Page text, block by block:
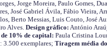
Jorge Moreira, Paulo Gomes,
José Gabriel Ávila, Fábio Vieira,
Berto Messias, Luis Couto, José
Alves.Design gráfico: António
10% de capital: Paula Cristina
3.500 exemplares; Tiragem média